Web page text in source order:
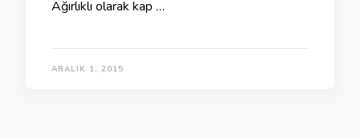
Ağırlıklı olarak kap …
ARALIK 1, 2015